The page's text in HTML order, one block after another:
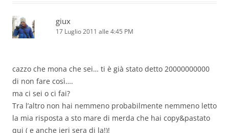
giux
17 Luglio 2011 alle 4:45 PM
cazzo che mona che sei… ti è già stato detto 20000000000
di non fare così….
ma ci sei o ci fai?
Tra l’altro non hai nemmeno probabilmente nemmeno letto
la mia risposta a sto mare di merda che hai copy&pastato
qui ( e anche ieri sera di la!)!